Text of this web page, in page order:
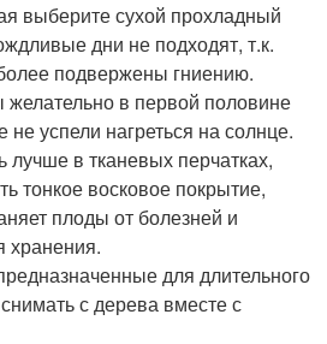
выберите сухой прохладный
дни не подходят, т.к.
подвержены гниению.
в первой половине
успели нагреться на солнце.
лучше в тканевых перчатках,
тонкое восковое покрытие,
плоды от болезней и
хранения.
для длительного
с дерева вместе с